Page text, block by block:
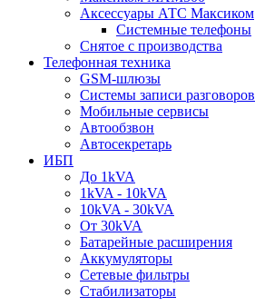
Аксессуары АТС Максиком
Системные телефоны
Снятое с производства
Телефонная техника
GSM-шлюзы
Системы записи разговоров
Мобильные сервисы
Автообзвон
Автосекретарь
ИБП
До 1kVA
1kVA - 10kVA
10kVA - 30kVA
От 30kVA
Батарейные расширения
Аккумуляторы
Сетевые фильтры
Стабилизаторы